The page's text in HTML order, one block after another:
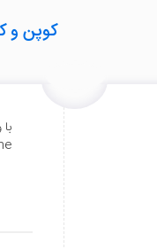
کوپن و